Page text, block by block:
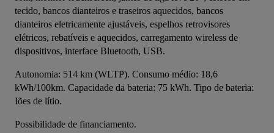
tecido, bancos dianteiros e traseiros aquecidos, bancos
dianteiros eletricamente ajustáveis, espelhos retrovisores
elétricos, rebatíveis e aquecidos, carregamento wireless de
dispositivos, interface Bluetooth, USB.
Autonomia: 514 km (WLTP). Consumo médio: 18,6
kWh/100km. Capacidade da bateria: 75 kWh. Tipo de bateria:
Iões de lítio.
Possibilidade de financiamento.